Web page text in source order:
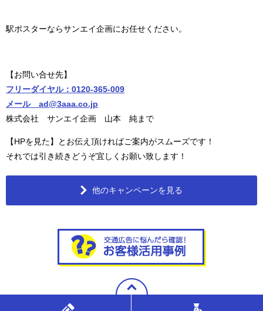
駅ポスターならサンエイ企画にお任せください。
【お問い合せ先】
フリーダイヤル：0120-365-009
メール ad@3aaa.co.jp
株式会社 サンエイ企画 山本 純まで
【HPを見た】とお伝え頂ければご案内がスムーズです！
それでは引き続きどうぞ宜しくお願い致します！
他のキャンペーンを見る